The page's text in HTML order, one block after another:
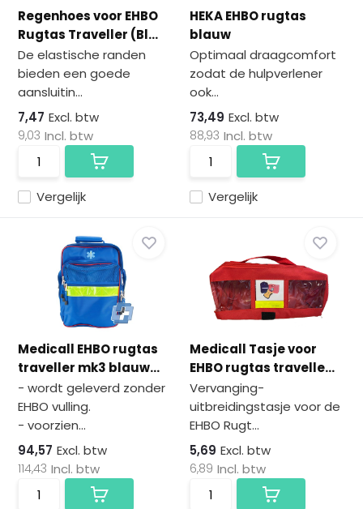
Regenhoes voor EHBO
Rugtas Traveller (Bl...
De elastische randen
bieden een goede
aansluitin...
Vergelijk
7,47 Excl. btw
9,03 Incl. btw
HEKA EHBO rugtas
blauw
Optimaal draagcomfort
zodat de hulpverlener
ook...
Vergelijk
73,49 Excl. btw
88,93 Incl. btw
Medicall EHBO rugtas
traveller mk3 blauw...
- wordt geleverd zonder
EHBO vulling.
- voorzien...
94,57 Excl. btw
114,43 Incl. btw
Medicall Tasje voor
EHBO rugtas travelle...
Vervanging-
uitbreidingstasje voor de
EHBO Rugt...
5,69 Excl. btw
6,89 Incl. btw